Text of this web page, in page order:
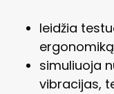
leidžia
simuliuoja
vibracijas,